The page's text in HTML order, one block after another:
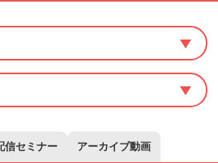
信セミナー アーカイブ動画